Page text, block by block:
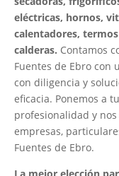
eléctricas, hornos,
calentadores,
calderas. Contamos
Fuentes de Ebro con
con diligencia y
eficacia. Ponemos a
profesionalidad y
empresas,
Fuentes de Ebro.